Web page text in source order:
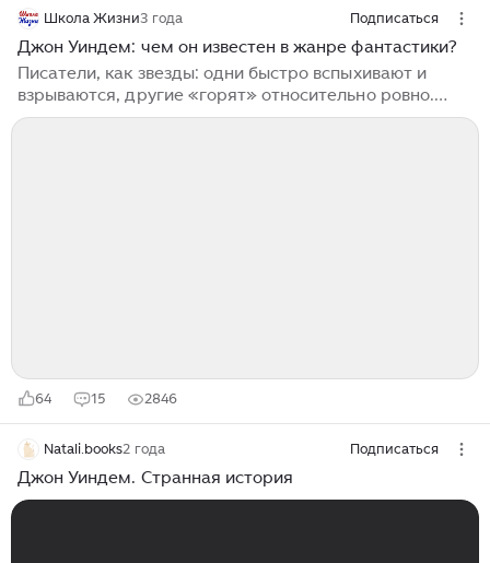
Школа Жизни3 года Подписаться
Джон Уиндем: чем он известен в жанре фантастики?
Писатели, как звезды: одни быстро вспыхивают и
взрываются, другие «горят» относительно ровно.
Есть и «черные дыры» — непонятные для
64 15 2846
Natali.books2 года Подписаться
Джон Уиндем. Странная история